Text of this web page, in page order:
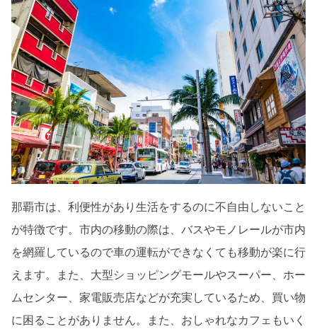
那覇市は、利便性があり生活をするのに不自由しないこと
が特徴です。市内の移動の際は、バスやモノレールが市内
を網羅しているので車の運転ができなくても移動が楽に行
えます。また、大型ショッピングモールやスーパー、ホー
ムセンター、家電販売店などが充実しているため、買い物
に困ることがありません。また、おしゃれなカフェもいく